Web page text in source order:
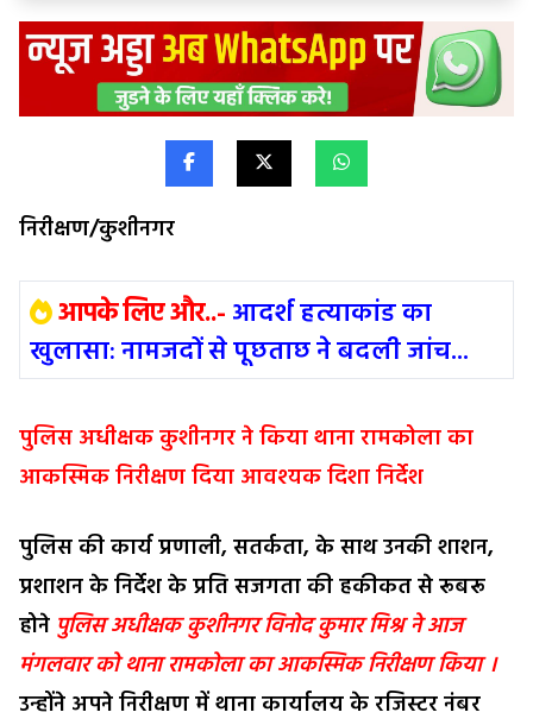
निरीक्षण/कुशीनगर
आपके लिए और..- आदर्श हत्याकांड का
खुलासा: नामजदों से पूछताछ ने बदली जांच...
पुलिस अधीक्षक कुशीनगर ने किया थाना रामकोला का
आकस्मिक निरीक्षण दिया आवश्यक दिशा निर्देश
पुलिस की कार्य प्रणाली, सतर्कता, के साथ उनकी शाशन,
प्रशाशन के निर्देश के प्रति सजगता की हकीकत से रूबरू
होने पुलिस अधीक्षक कुशीनगर विनोद कुमार मिश्र ने आज
मंगलवार को थाना रामकोला का आकस्मिक निरीक्षण किया ।
उन्होंने अपने निरीक्षण में थाना कार्यालय के रजिस्टर नंबर